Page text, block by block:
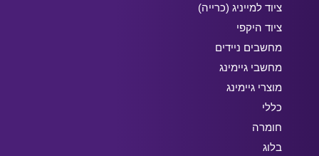
ציוד למייניג (כרייה)
ציוד היקפי
מחשבים ניידים
מחשבי גיימינג
מוצרי גיימינג
כללי
חומרה
בלוג